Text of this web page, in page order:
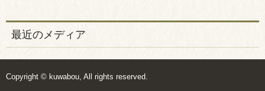
最近のメディア
Copyright © kuwabou, All rights reserved.